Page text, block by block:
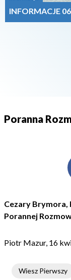
INFORMACJE
Poranna
Cezary Brymora,
Porannej
Piotr Mazur, 16
Wiesz Pierwszy